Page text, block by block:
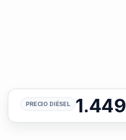
PRECIO DIÉSEL 1.449